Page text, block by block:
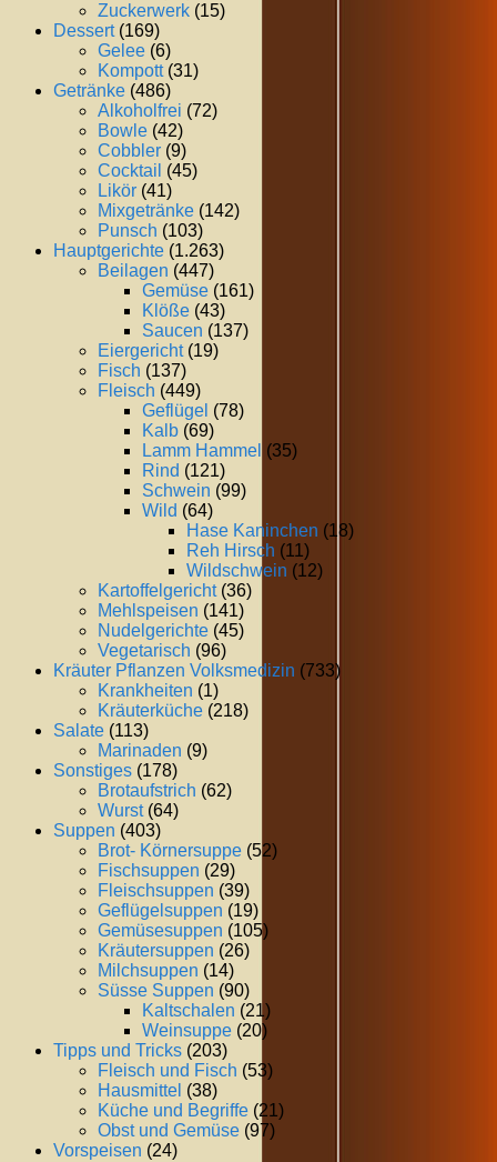
Zuckerwerk (15)
Dessert(169)
Gelee (6)
Kompott(31)
Getränke (486)
Alkoholfrei (72)
Bowle (42)
Cobbler (9)
Cocktail (45)
Likör (41)
Mixgetränke (142)
Punsch (103)
Hauptgerichte (1.263)
Beilagen (447)
Gemüse (161)
Klöße (43)
Saucen (137)
Eiergericht(19)
Fisch (137)
Fleisch (449)
Geflügel (78)
Kalb (69)
Lamm Hammel (35)
Rind (121)
Schwein (99)
Wild (64)
Hase Kaninchen (18)
Reh Hirsch (11)
Wildschwein (12)
Kartoffelgericht(36)
Mehlspeisen (141)
Nudelgerichte (45)
Vegetarisch (96)
Kräuter Pflanzen Volksmedizin (733)
Krankheiten (1)
Kräuterküche (218)
Salate (113)
Marinaden (9)
Sonstiges (178)
Brotaufstrich (62)
Wurst(64)
Suppen (403)
Brot- Körnersuppe (52)
Fischsuppen (29)
Fleischsuppen (39)
Geflügelsuppen (19)
Gemüsesuppen (105)
Kräutersuppen (26)
Milchsuppen (14)
Süsse Suppen (90)
Kaltschalen (21)
Weinsuppe (20)
Tipps und Tricks (203)
Fleisch und Fisch (53)
Hausmittel (38)
Küche und Begriffe (21)
Obst und Gemüse (97)
Vorspeisen (24)